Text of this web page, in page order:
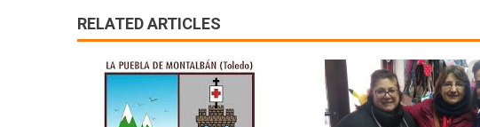
RELATED ARTICLES